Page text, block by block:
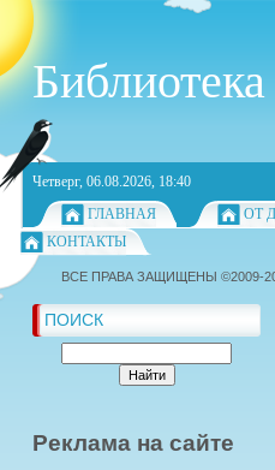
Библиотека
Четверг, 06.08.2026, 18:40
ГЛАВНАЯ
ОТ
КОНТАКТЫ
ПОИСК
Реклама на сайте
ВСЕ ПРАВА ЗАЩИЩЕНЫ ©2009-